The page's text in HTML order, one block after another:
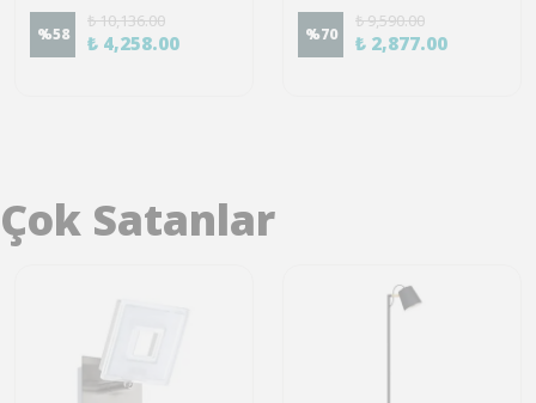
%58
₺ 10,136.00
₺ 4,258.00 %70
₺ 9,590.00
₺ 2,877.00
Çok Satanlar